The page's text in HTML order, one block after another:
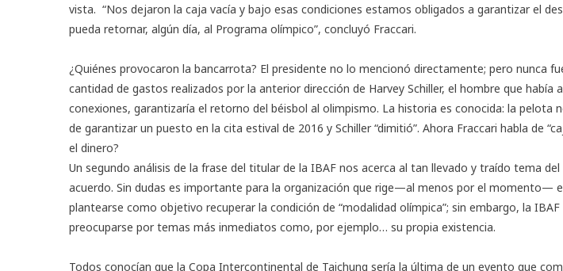
vista. “Nos dejaron la caja vacía y bajo esas condiciones estamos obligados a garantizar el
pueda retornar, algún día, al Programa olímpico”, concluyó Fraccari.
¿Quiénes provocaron la bancarrota? El presidente no lo mencionó directamente; pero nunca
cantidad de gastos realizados por la anterior dirección de Harvey Schiller, el hombre que había
conexiones, garantizaría el retorno del béisbol al olimpismo. La historia es conocida: la pelota
de garantizar un puesto en la cita estival de 2016 y Schiller “dimitió”. Ahora Fraccari habla de
el dinero?
Un segundo análisis de la frase del titular de la IBAF nos acerca al tan llevado y traído tema
acuerdo. Sin dudas es importante para la organización que rige—al menos por el momento—
plantearse como objetivo recuperar la condición de “modalidad olímpica”; sin embargo, la
preocuparse por temas más inmediatos como, por ejemplo… su propia existencia.
Todos conocían que la Copa Intercontinental de Taichung sería la última de un evento que